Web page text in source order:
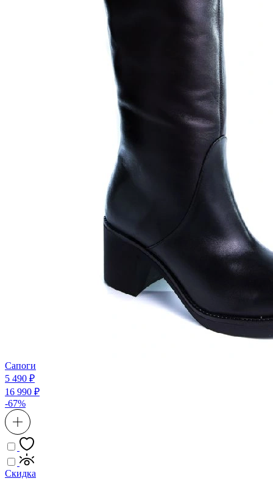
Сапоги
5 490 ₽
16 990 ₽
-67%
Скидка